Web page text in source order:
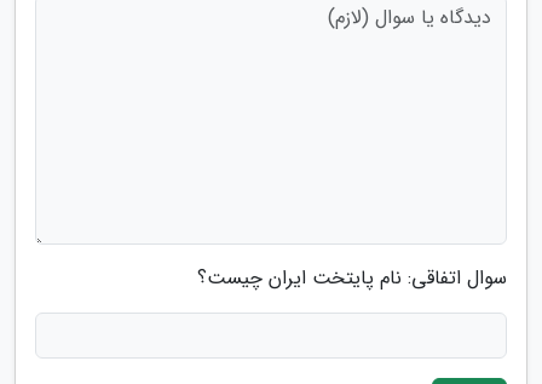
سوال اتفاقی: نام پایتخت ایران چیست؟